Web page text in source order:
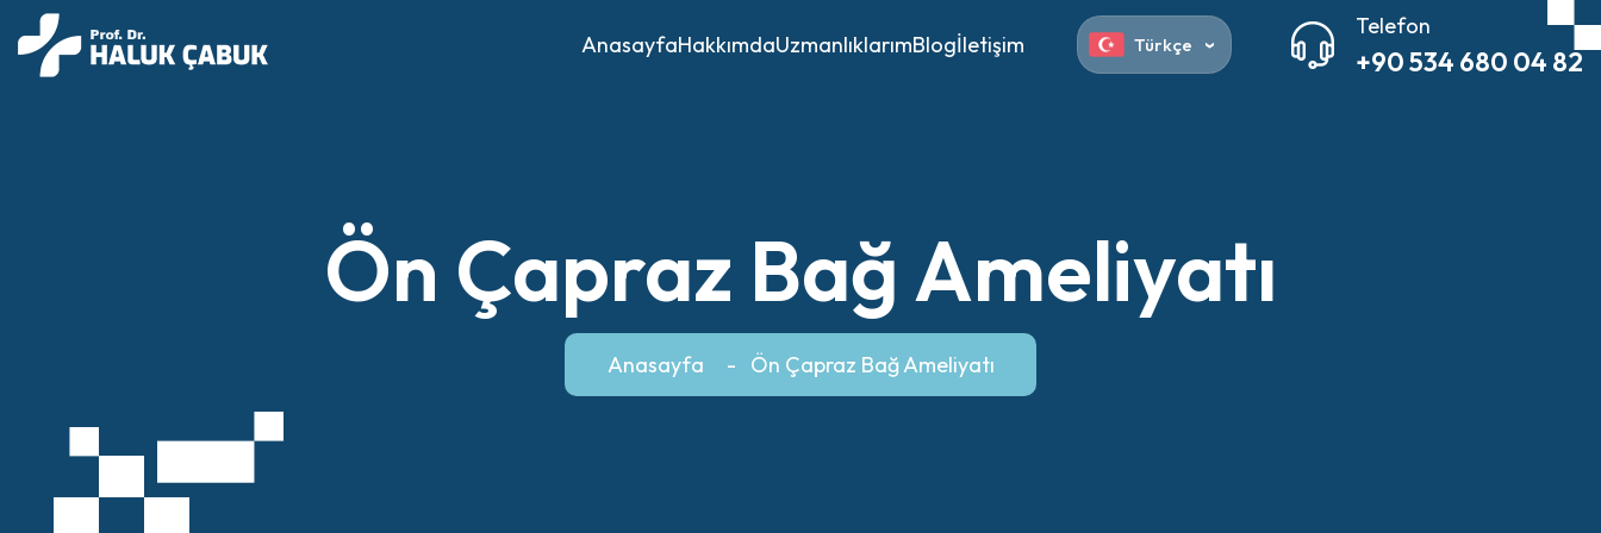
AnasayfaHakkımdaUzmanlıklarımBlogİletişim Türkçe
Telefon
+90 534 680 04 82
Ön Çapraz Bağ Ameliyatı
Anasayfa Ön Çapraz Bağ Ameliyatı